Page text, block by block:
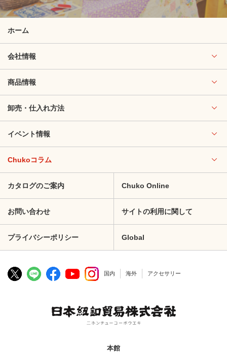
ホーム
会社情報
商品情報
卸売・仕入れ方法
イベント情報
Chukoコラム
カタログのご案内 Chuko Online
お問い合わせ サイトの利用に関して
プライバシーポリシー Global
国内 海外 アクセサリー
本館